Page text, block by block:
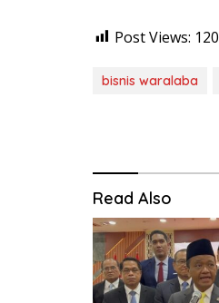
Post Views: 120
bisnis waralaba
Read Also